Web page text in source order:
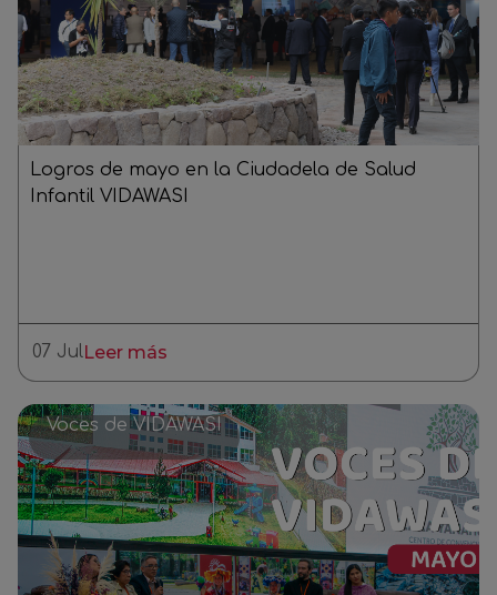
Logros de mayo en la Ciudadela de Salud
Infantil VIDAWASI
07 JulLeer más
Voces de VIDAWASI